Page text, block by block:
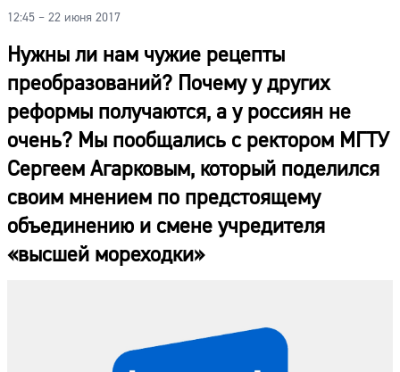
12:45 – 22 июня 2017
Нужны ли нам чужие рецепты
преобразований? Почему у других
реформы получаются, а у россиян не
очень? Мы пообщались с ректором МГТУ
Сергеем Агарковым, который поделился
своим мнением по предстоящему
объединению и смене учредителя
«высшей мореходки»